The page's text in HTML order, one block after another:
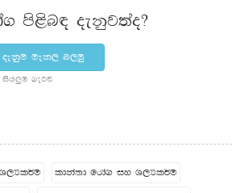
oekqj;ao@
uek, n,uq
ish¨‍u .eg¿
ldka;d frda. iy Y,Hl¾u